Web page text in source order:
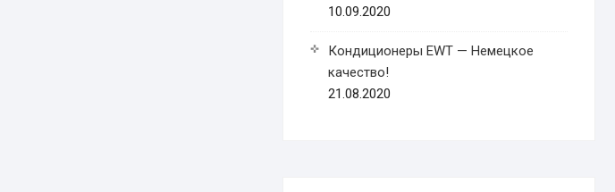
10.09.2020
Кондиционеры EWT — Немецкое
качество!
21.08.2020